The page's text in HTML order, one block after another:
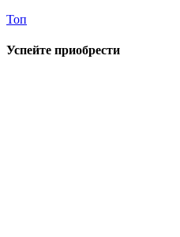
Топ
Успейте приобрести